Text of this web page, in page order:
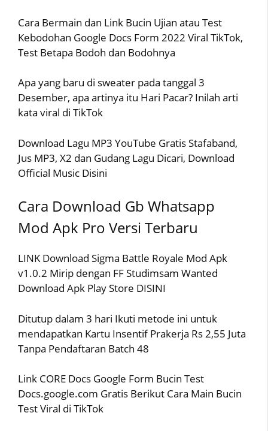
Cara Bermain dan Link Bucin Ujian atau Test
Kebodohan Google Docs Form 2022 Viral TikTok,
Test Betapa Bodoh dan Bodohnya
Apa yang baru di sweater pada tanggal 3
Desember, apa artinya itu Hari Pacar? Inilah arti
kata viral di TikTok
Download Lagu MP3 YouTube Gratis Stafaband,
Jus MP3, X2 dan Gudang Lagu Dicari, Download
Official Music Disini
Cara Download Gb Whatsapp
Mod Apk Pro Versi Terbaru
LINK Download Sigma Battle Royale Mod Apk
v1.0.2 Mirip dengan FF Studimsam Wanted
Download Apk Play Store DISINI
Ditutup dalam 3 hari Ikuti metode ini untuk
mendapatkan Kartu Insentif Prakerja Rs 2,55 Juta
Tanpa Pendaftaran Batch 48
Link CORE Docs Google Form Bucin Test
Docs.google.com Gratis Berikut Cara Main Bucin
Test Viral di TikTok